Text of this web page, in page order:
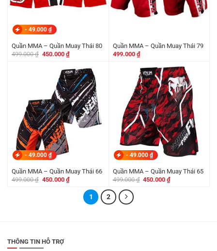
- 49.000 ₫
Quần MMA – Quần Muay Thái 80
499.000₫ Giá
499.000 ₫.
450.000 ₫Giá
hiện
là:
450.000 ₫.
Quần MMA – Quần Muay Thái 79
499.000 ₫
- 49.000 ₫
Quần MMA – Quần Muay Thái 66
499.000₫ Giá
450.000 ₫Giá
hiện
450.000 ₫.
- 49.000 ₫
Quần MMA – Quần Muay Thái 65
499.000₫ Giá
450.000₫Giá
1 2
THÔNG TIN HỖ TRỢ